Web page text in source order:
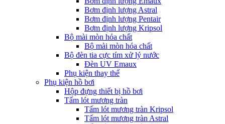
Bơm định lượng Astral
Bơm định lượng Pentair
Bơm định lượng Kripsol
Bộ mài mòn hóa chất
Bộ mài mòn hóa chất
Bộ đèn tia cực tím xử lý nước
Đèn UV Emaux
Phụ kiện thay thế
Phụ kiện hồ bơi
Hộp đựng thiết bị hồ bơi
Tấm lót mương tràn
Tấm lót mương tràn Kripsol
Tấm lót mương tràn Astral